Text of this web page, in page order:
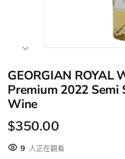
GEORGIAN ROYAL
Premium 2022
Wine
$350.00
9 人正在觀看